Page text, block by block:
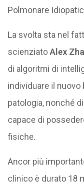
Polmonare
La svolta sta nel
scienziatoAlex
di algoritmi di
individuare il
patologia, nonché
capace di
fisiche.
Ancor più
clinico è durato 18